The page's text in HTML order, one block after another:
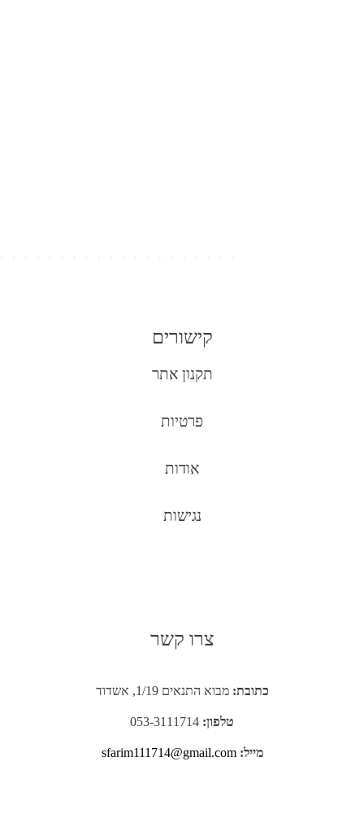
קישורים
תקנון אתר
פרטיות
אודות
נגישות
צרו קשר
כתובת: מבוא התנאים 1/19, אשדוד
טלפון:
מייל: sfarim111714@gmail.com